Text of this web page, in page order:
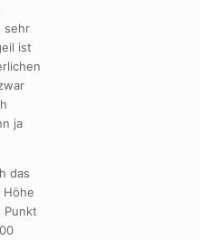
sehr
ist
ja
das
Höhe
Punkt